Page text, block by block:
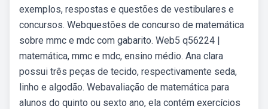
exemplos, respostas e questões de vestibulares e
concursos. Webquestões de concurso de matemática
sobre mmc e mdc com gabarito. Web5 q56224 |
matemática, mmc e mdc, ensino médio. Ana clara
possui três peças de tecido, respectivamente seda,
linho e algodão. Webavaliação de matemática para
alunos do quinto ou sexto ano, ela contém exercícios